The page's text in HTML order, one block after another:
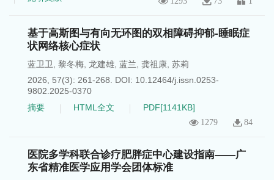
基于高斯图与有向无环图的双相障碍抑郁-睡眠症
状网络核心症状
蓝卫卫 黎冬梅 龙建雄 蓝兰 龚祖康 苏莉
2026, 57(3): 261-268.
DOI: 10.12464/j.issn.0253-
9802.2025-0370
摘要
HTML全文 PDF[1141KB]
1279 84
医院多学科联合诊疗肥胖症中心建设指南——广
东省精准医学应用学会团体标准